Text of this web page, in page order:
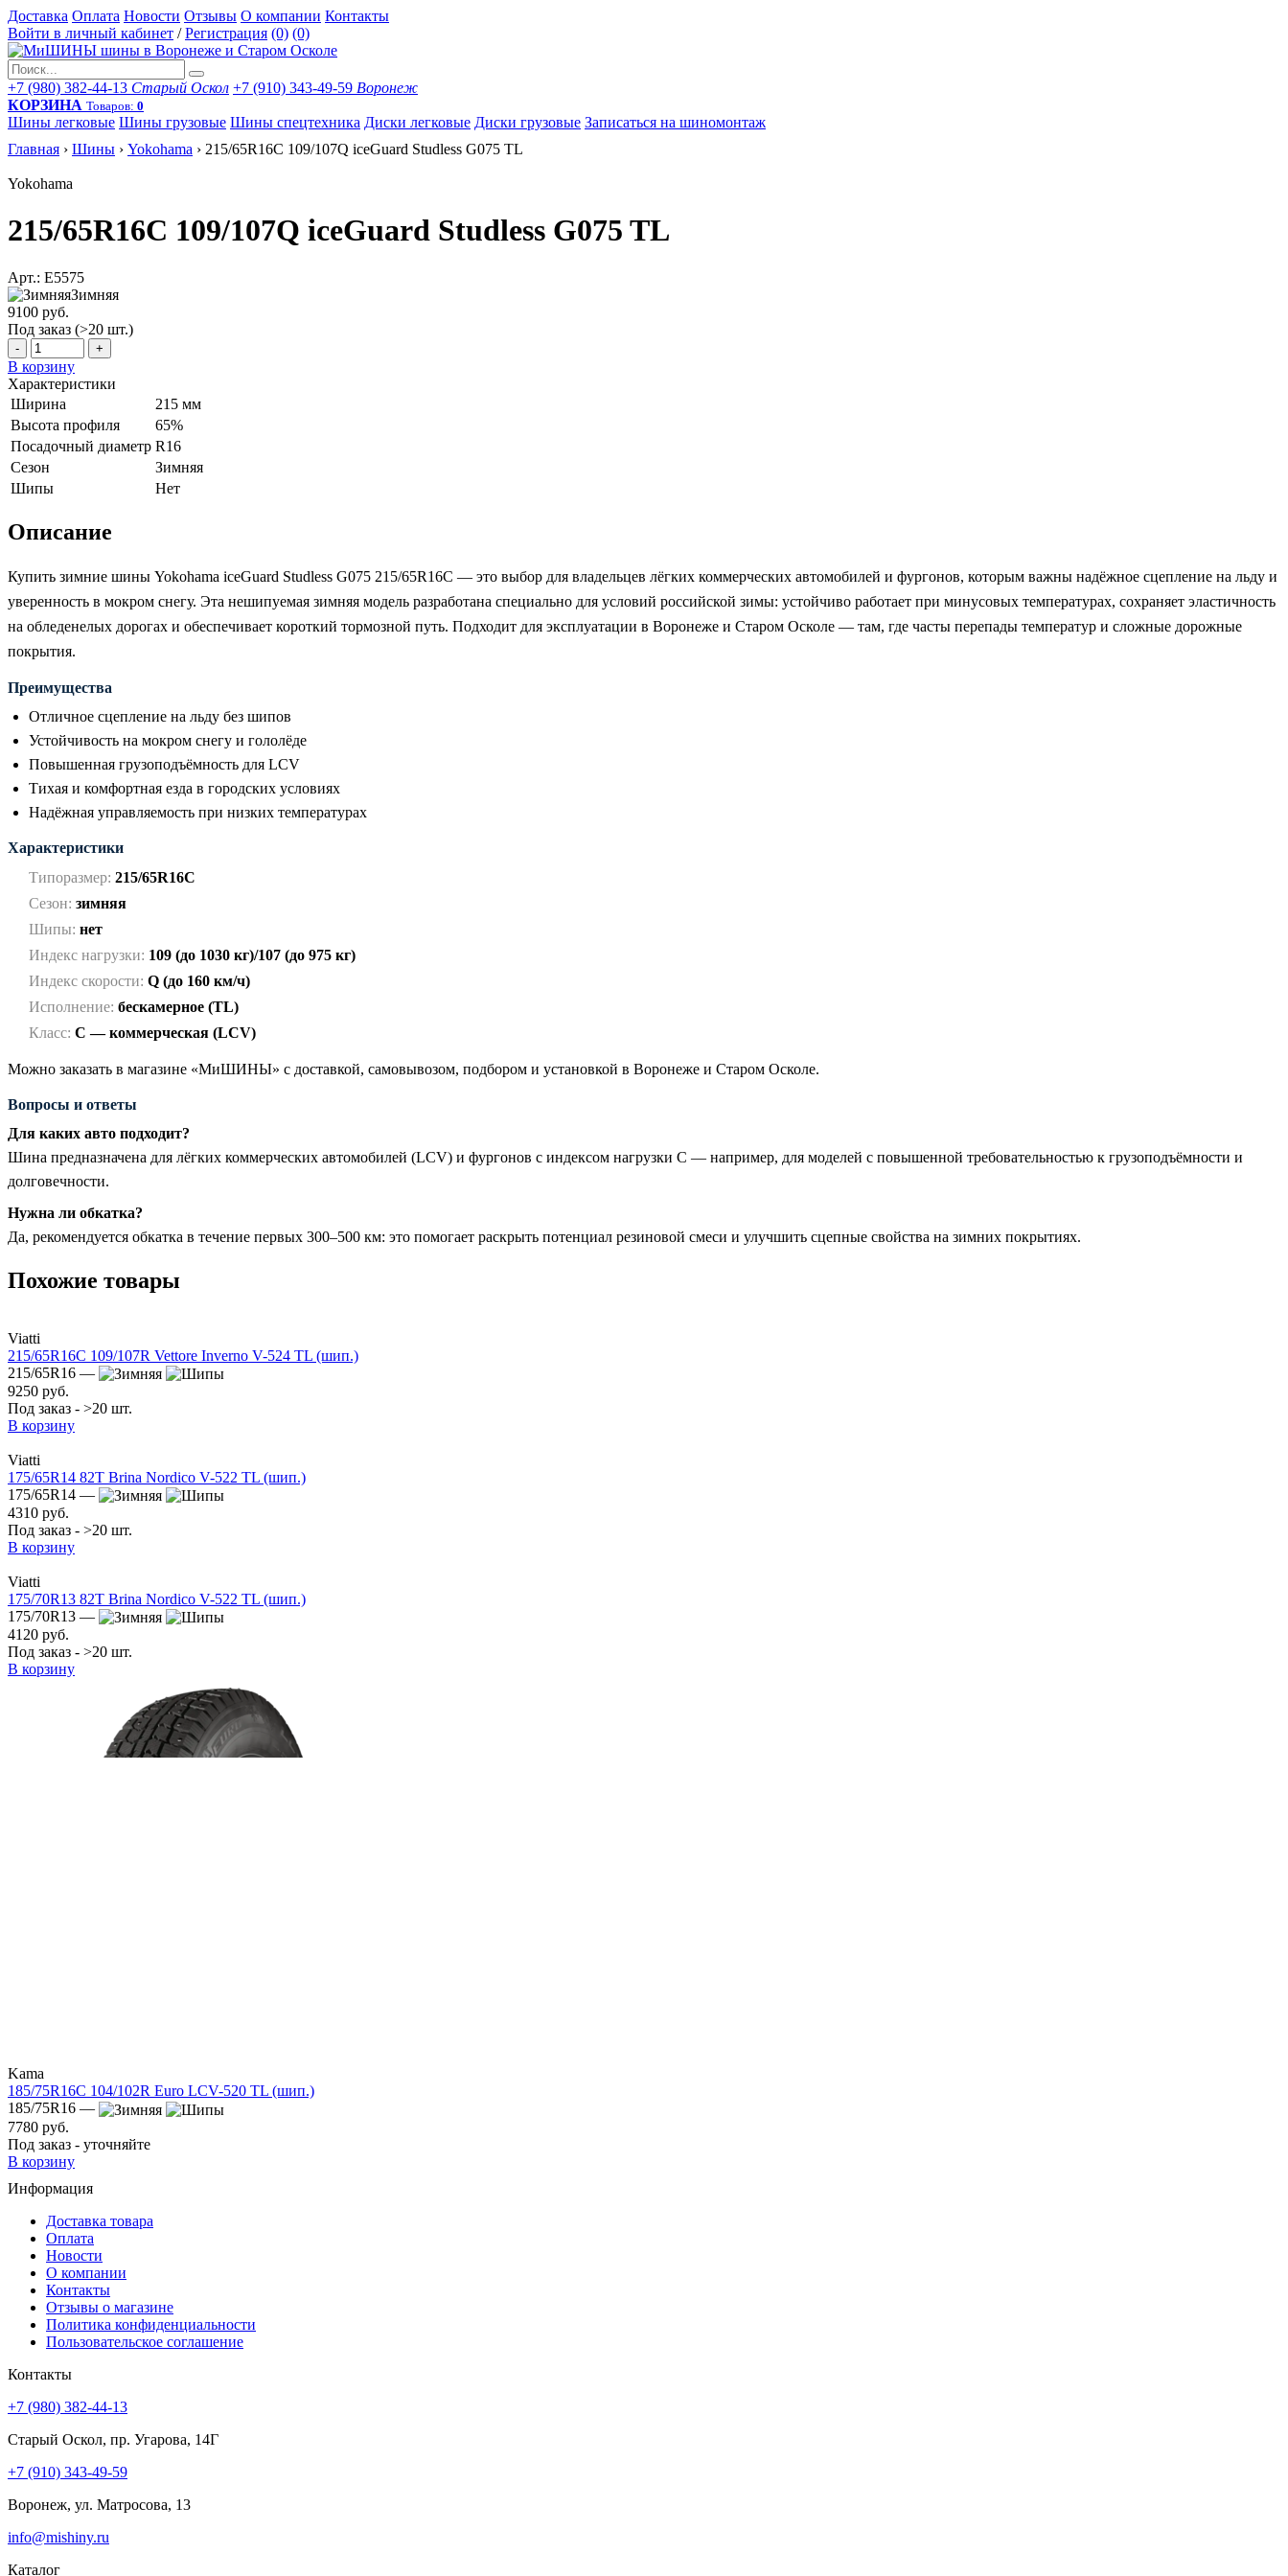
Доставка Оплата Новости Отзывы О компании Контакты
Войти в личный кабинет / Регистрация (0) (0)
+7 (980) 382-44-13 Старый Оскол +7 (910) 343-49-59 Воронеж
КОРЗИНА Товаров: 0
Шины легковые Шины грузовые Шины спецтехника Диски легковые Диски грузовые Записаться на шиномонтаж
Главная › Шины › Yokohama › 215/65R16C 109/107Q iceGuard Studless G075 TL
Yokohama
215/65R16C 109/107Q iceGuard Studless G075 TL
Арт.: E5575
Зимняя
9100 руб.
Под заказ (>20 шт.)
- +
В корзину
Характеристики
Ширина
215 мм
Высота профиля
65%
Посадочный диаметр R16
Сезон
Зимняя
Шипы
Нет
Описание
Купить зимние шины Yokohama iceGuard Studless G075 215/65R16C — это выбор для владельцев лёгких коммерческих автомобилей и фургонов, которым важны надёжное сцепление на льду и
уверенность в мокром снегу. Эта нешипуемая зимняя модель разработана специально для условий российской зимы: устойчиво работает при минусовых температурах, сохраняет эластичность
на обледенелых дорогах и обеспечивает короткий тормозной путь. Подходит для эксплуатации в Воронеже и Старом Осколе — там, где часты перепады температур и сложные дорожные
покрытия.
Преимущества
Отличное сцепление на льду без шипов
Устойчивость на мокром снегу и гололёде
Повышенная грузоподъёмность для LCV
Тихая и комфортная езда в городских условиях
Надёжная управляемость при низких температурах
Характеристики
Типоразмер: 215/65R16C
Сезон: зимняя
Шипы: нет
Индекс нагрузки: 109 (до 1030 кг)/107 (до 975 кг)
Индекс скорости: Q (до 160 км/ч)
Исполнение: бескамерное (TL)
Класс: C — коммерческая (LCV)
Можно заказать в магазине «МиШИНЫ» с доставкой, самовывозом, подбором и установкой в Воронеже и Старом Осколе.
Вопросы и ответы
Для каких авто подходит?
Шина предназначена для лёгких коммерческих автомобилей (LCV) и фургонов с индексом нагрузки C — например, для моделей с повышенной требовательностью к грузоподъёмности и
долговечности.
Нужна ли обкатка?
Да, рекомендуется обкатка в течение первых 300–500 км: это помогает раскрыть потенциал резиновой смеси и улучшить сцепные свойства на зимних покрытиях.
Похожие товары
Viatti
215/65R16C 109/107R Vettore Inverno V-524 TL (шип.)
215/65R16 —
9250 руб.
Под заказ - >20 шт.
В корзину
Viatti
175/65R14 82T Brina Nordico V-522 TL (шип.)
175/65R14 —
4310 руб.
Под заказ - >20 шт.
В корзину
Viatti
175/70R13 82T Brina Nordico V-522 TL (шип.)
175/70R13 —
4120 руб.
Под заказ - >20 шт.
В корзину
Kama
185/75R16C 104/102R Euro LCV-520 TL (шип.)
185/75R16 —
7780 руб.
Под заказ - уточняйте
В корзину
Информация
Доставка товара
Оплата
Новости
О компании
Контакты
Отзывы о магазине
Политика конфиденциальности
Пользовательское соглашение
Контакты
+7 (980) 382-44-13
Старый Оскол, пр. Угарова, 14Г
+7 (910) 343-49-59
Воронеж, ул. Матросова, 13
info@mishiny.ru
Каталог